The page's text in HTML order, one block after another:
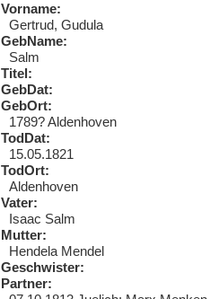
Vorname:
Gertrud, Gudula
GebName:
Salm
Titel:
GebDat:
GebOrt:
1789? Aldenhoven
TodDat:
15.05.1821
TodOrt:
Aldenhoven
Vater:
Isaac Salm
Mutter:
Hendela Mendel
Geschwister:
Partner: